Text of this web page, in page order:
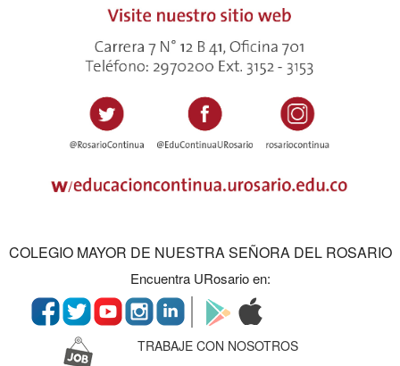
COLEGIO MAYOR DE NUESTRA SEÑORA DEL ROSARIO
Encuentra URosario en:
TRABAJE CON NOSOTROS